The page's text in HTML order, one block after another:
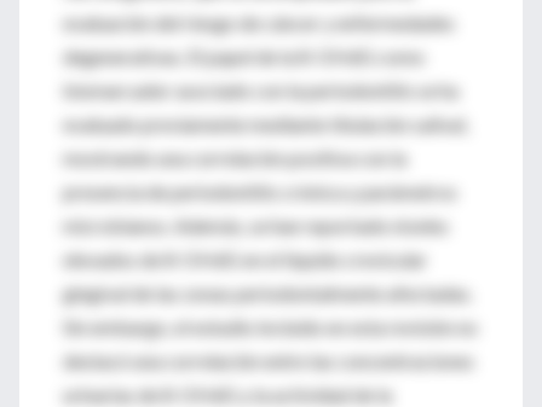
evaluación del riesgo de cáncer y enfermedades
degenerativas. El papel de la 8-OHdG como
biomarcador asociado con la periodontitis se ha
evaluado previamente mediante titulación salival,
mostrando una correlación positiva con la
presencia de periodontitis crónica y parámetros
microbianos. Además, se han reportado niveles
elevados de 8-OHdG en el líquido crevicular
gingival de las zonas periodontalmente afectadas.
Sin embargo, el estudio incluido en esta revisión no
destacó una correlación entre las concentraciones
urinarias de 8-OHdG y la actividad de la